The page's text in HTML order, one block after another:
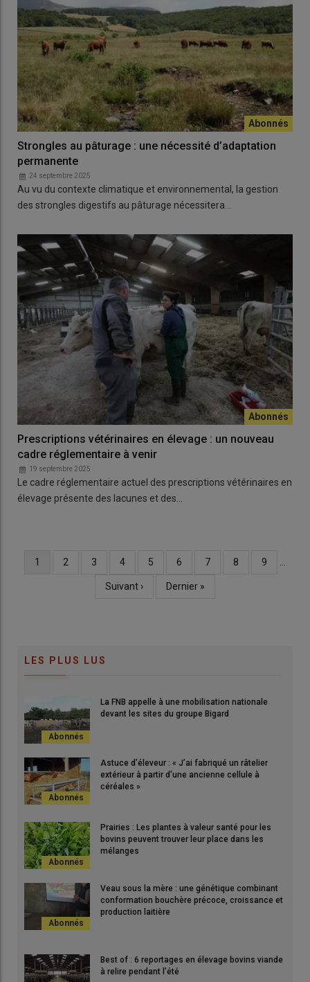
Strongles au pâturage : une nécessité d’adaptation
permanente
24 septembre 2025
Au vu du contexte climatique et environnemental, la gestion
des strongles digestifs au pâturage nécessitera…
Prescriptions vétérinaires en élevage : un nouveau
cadre réglementaire à venir
19 septembre 2025
Le cadre réglementaire actuel des prescriptions vétérinaires en
élevage présente des lacunes et des…
Page
1 Page
2 Page
3 Page
4 Page
5 Page
6 Page
7 Page
8 Page
9
Page
Suivant ›
Dernière
Dernier »
LES PLUS LUS
La FNB appelle à une mobilisation nationale
devant les sites du groupe Bigard
Astuce d’éleveur : « J’ai fabriqué un râtelier
extérieur à partir d’une ancienne cellule à
céréales »
Prairies : Les plantes à valeur santé pour les
bovins peuvent trouver leur place dans les
mélanges
Veau sous la mère : une génétique combinant
conformation bouchère précoce, croissance et
production laitière
Best of : 6 reportages en élevage bovins viande
à relire pendant l’été